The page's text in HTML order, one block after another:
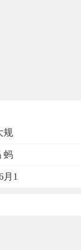
规
蚂
1